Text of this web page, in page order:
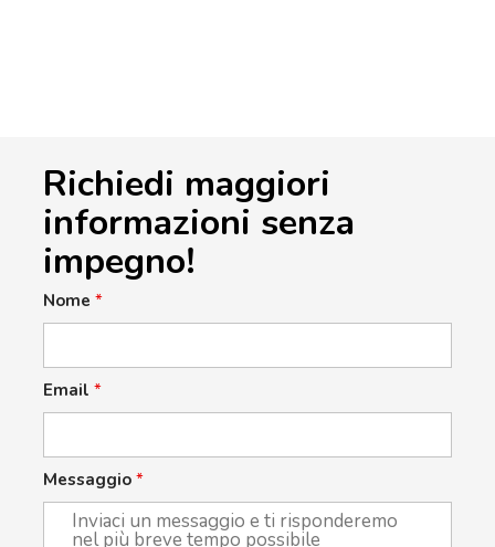
Richiedi maggiori
informazioni senza
impegno!
Nome *
Email *
Messaggio *